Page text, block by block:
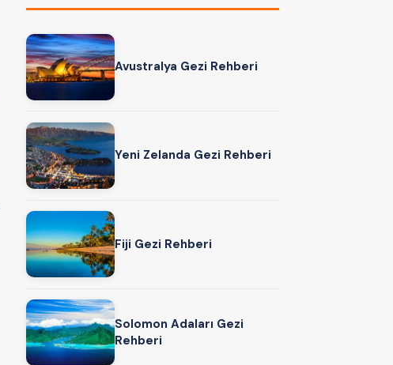
Avustralya Gezi Rehberi
Yeni Zelanda Gezi Rehberi
Fiji Gezi Rehberi
Solomon Adaları Gezi
Rehberi